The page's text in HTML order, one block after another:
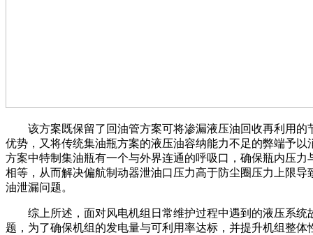
该方案既保留了回油管方案可将渗漏液压油回收再利用的
优势，又将传统集油瓶方案的液压油容纳能力不足的弊端予以
方案中特制集油瓶有一个与外界连通的呼吸口，确保瓶内压力
相等，从而解决偏航制动器泄油口压力高于防尘圈压力上限导
油泄漏问题。
综上所述，面对风电机组日常维护过程中遇到的液压系统
题，为了确保机组的发电量与可利用率达标，并提升机组整体